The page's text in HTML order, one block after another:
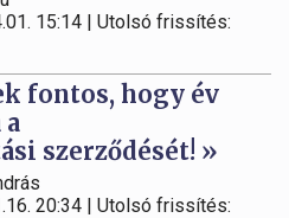
15:14 | Utolsó frissítés:
fontos, hogy év
szerződését! »
20:34 | Utolsó frissítés: